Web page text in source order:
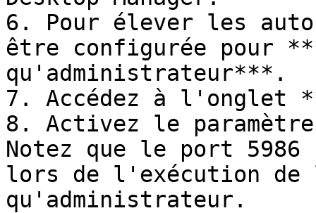
6. Pour élever les
être configurée pour
qu'administrateur***.
7. Accédez à l'onglet
8. Activez le
Notez que le port 5986
lors de l'exécution de
qu'administrateur.